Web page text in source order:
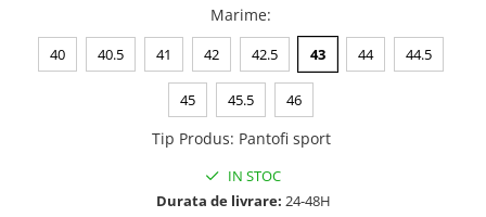
Marime:
40 40.5 41 42 42.5 43 44 44.5
45 45.5 46
Tip Produs: Pantofi sport
IN STOC
Durata de livrare: 24-48H